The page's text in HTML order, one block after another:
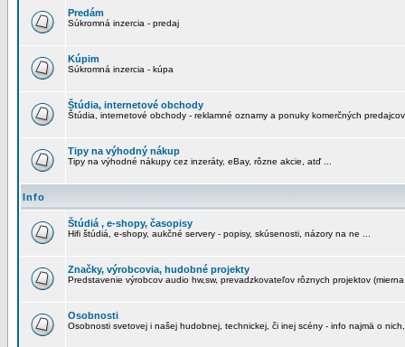
Predám
Súkromná inzercia - predaj
Kúpim
Súkromná inzercia - kúpa
Štúdia, internetové obchody
Štúdia, internetové obchody - reklamné oznamy a ponuky komerčných predajcov
Tipy na výhodný nákup
Tipy na výhodné nákupy cez inzeráty, eBay, rôzne akcie, atď ...
Info
Štúdiá , e-shopy, časopisy
Hifi štúdiá, e-shopy, aukčné servery - popisy, skúsenosti, názory na ne ...
Značky, výrobcovia, hudobné projekty
Predstavenie výrobcov audio hw,sw, prevadzkovateľov rôznych projektov
Osobnosti
Osobnosti svetovej i našej hudobnej, technickej, či inej scény - info najmä o